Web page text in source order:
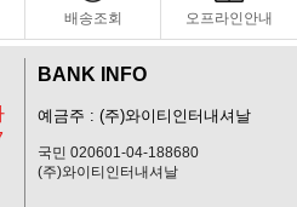
배송조회 오프라인안내
BANK INFO
예금주 : (주)와이티인터내셔날
국민 020601-04-188680
(주)와이티인터내셔날